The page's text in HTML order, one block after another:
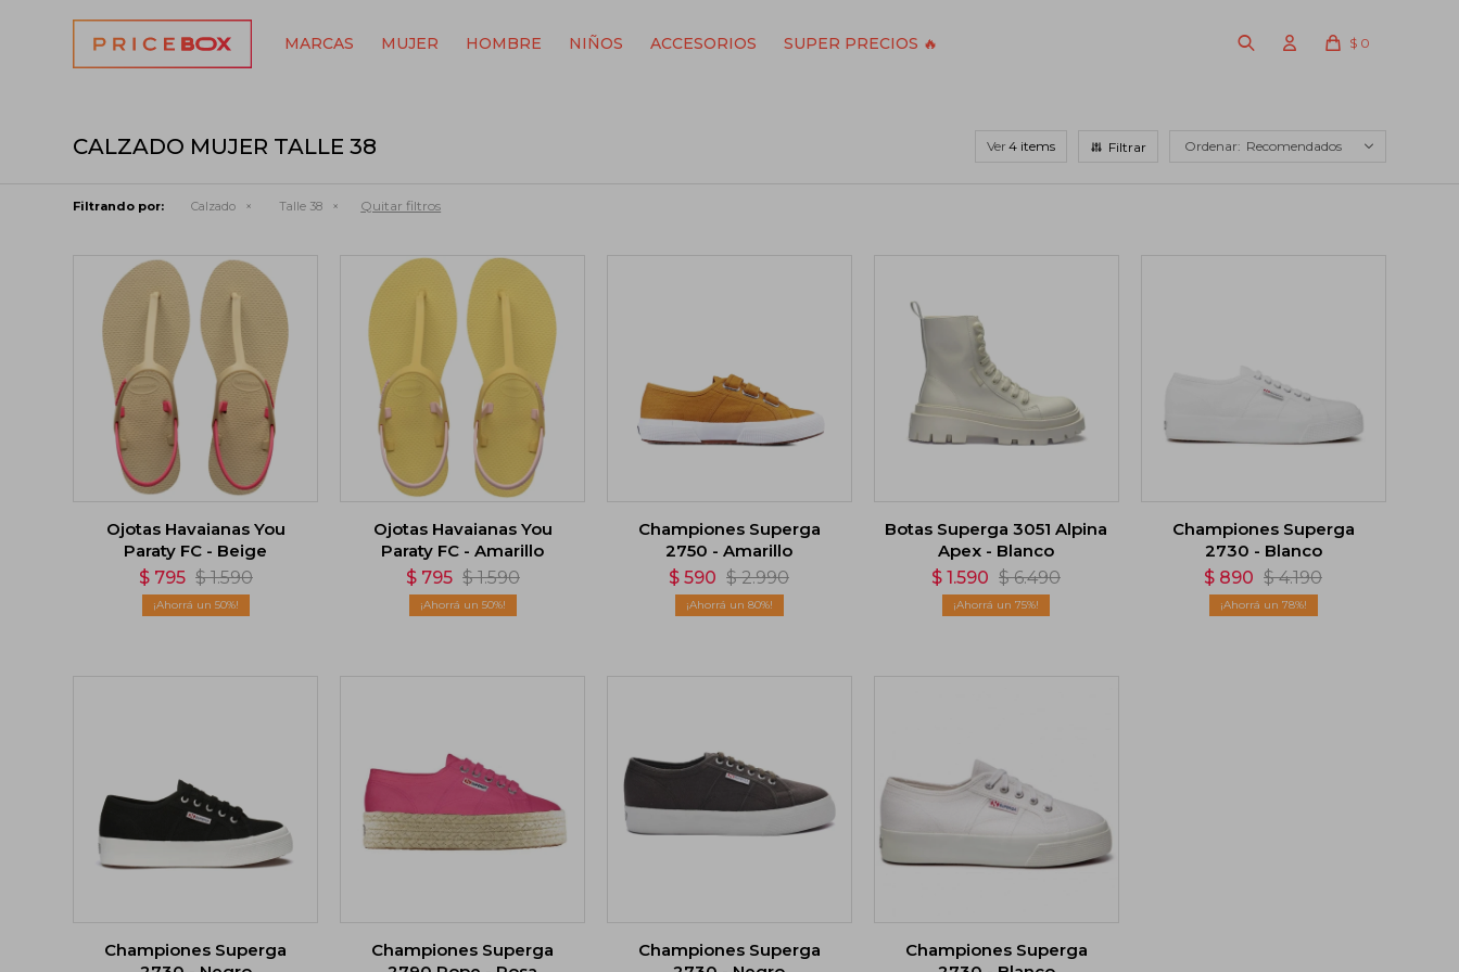
MARCAS MUJER HOMBRE NIÑOS ACCESORIOS SUPER PRECIOS 🔥 $ 0
CALZADO MUJER TALLE 38 Ver Recomendados
Filtrando por: Calzado Talle 38 Quitar filtros
Ojotas Havaianas You
Paraty FC - Beige
$ 795 $ 1.590
50
Ojotas Havaianas You
Paraty FC - Amarillo
$ 795 $ 1.590
50
Championes Superga
2750 - Amarillo
$ 590 $ 2.990
80
Botas Superga 3051 Alpina
Apex - Blanco
$ 1.590 $ 6.490
75
Championes Superga
2730 - Blanco
$ 890 $ 4.190
78
Championes Superga
Championes Superga
Championes Superga
Championes Superga